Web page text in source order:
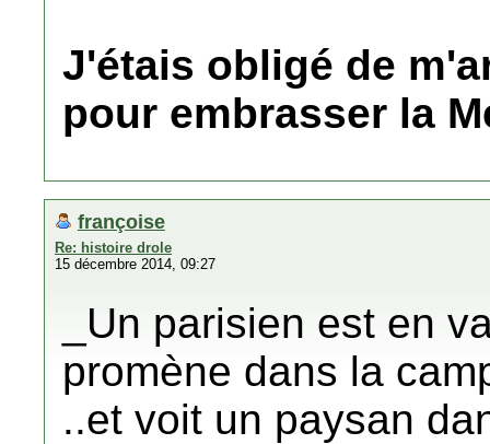
J'étais obligé de
pour embrasser la
françoise
Re: histoire drole
15 décembre 2014, 09:27
_Un parisien est en
promène dans la
..et voit un paysan